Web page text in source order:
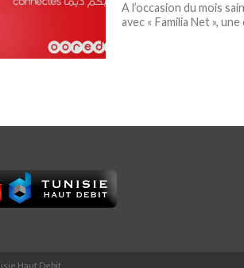
A l’occasion du mois
avec « Familia Net »,
Haut Debit.